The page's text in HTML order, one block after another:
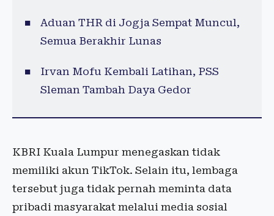
Aduan THR di Jogja Sempat Muncul,
Semua Berakhir Lunas
Irvan Mofu Kembali Latihan, PSS
Sleman Tambah Daya Gedor
KBRI Kuala Lumpur menegaskan tidak
memiliki akun TikTok. Selain itu, lembaga
tersebut juga tidak pernah meminta data
pribadi masyarakat melalui media sosial